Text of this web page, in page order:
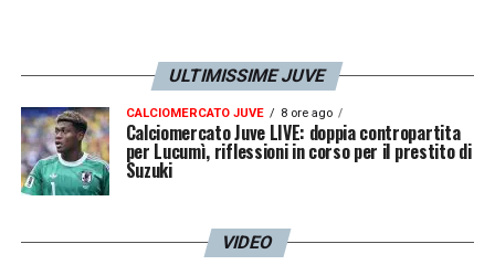
ULTIMISSIME JUVE
CALCIOMERCATO JUVE 8 ore ago
Calciomercato Juve LIVE: doppia contropartita
per Lucumì, riflessioni in corso per il prestito di
Suzuki
VIDEO